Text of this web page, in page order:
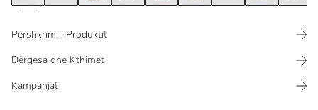
Përshkrimi i Produktit
Dërgesa dhe Kthimet
Kampanjat